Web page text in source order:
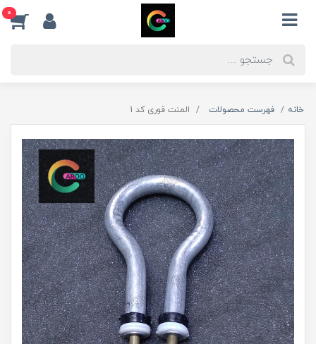
0
خانه فهرست محصولات المنت قوری کد 1